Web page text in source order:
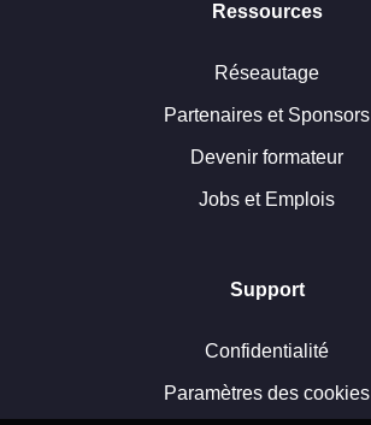
Ressources
Réseautage
Partenaires et Sponsors
Devenir formateur
Jobs et Emplois
Support
Confidentialité
Paramètres des cookies